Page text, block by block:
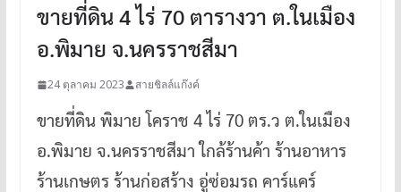
ขายที่ดิน 4 ไร่ 70 ตารางวา ต.ในเมือง
อ.พิมาย จ.นครราชสีมา
24 ตุลาคม 2023 สายชิลล์แก๊งค์
ขายที่ดิน พิมาย โคราช 4 ไร่ 70 ตร.ว ต.ในเมือง
อ.พิมาย จ.นครราชสีมา ใกล้ร้านค้า ร้านอาหาร
ร้านเกษตร ร้านก่อสร้าง อู่ซ่อมรถ คาร์แคร์